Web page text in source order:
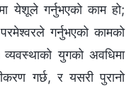
येशूले गर्नुभएको काम हो;
गर्नुभएको कामको
युगको अवधिमा
गर्छ, र यसरी पुरानो